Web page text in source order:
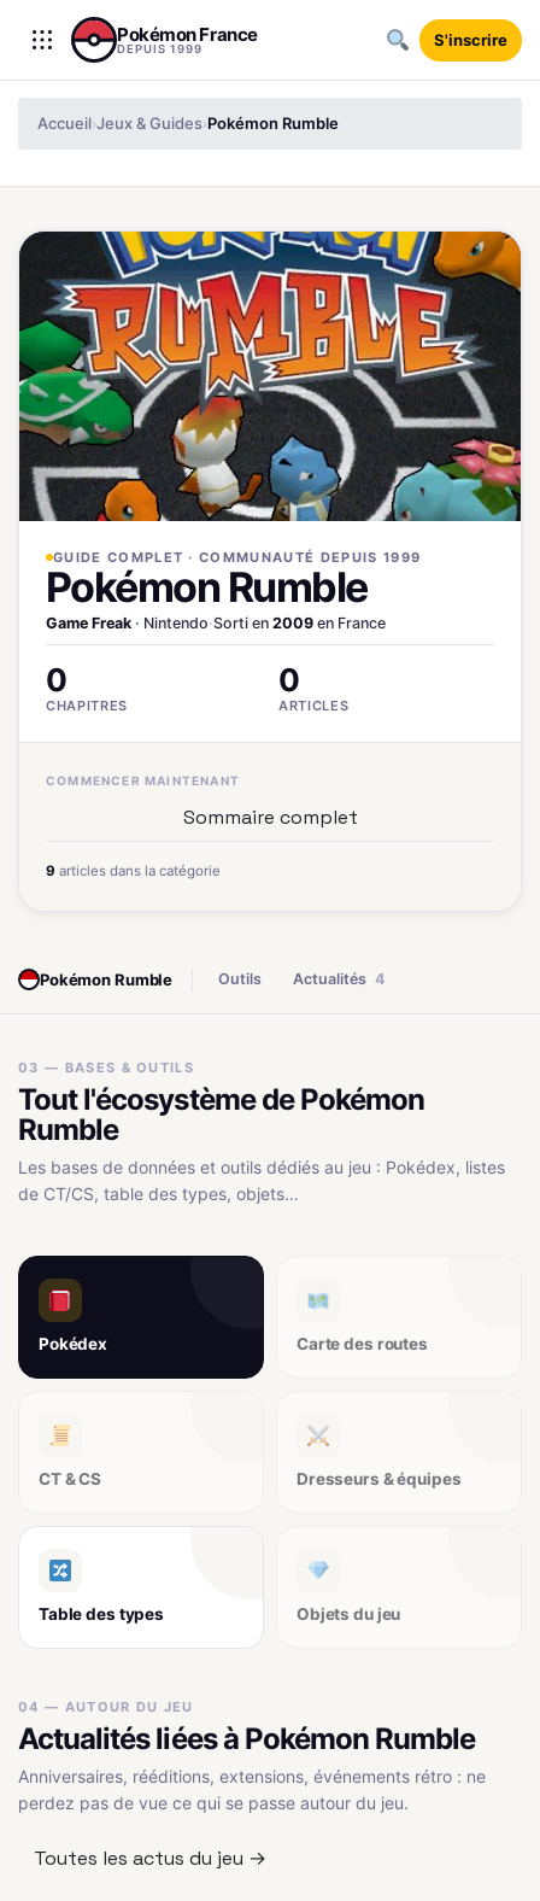
Aller au contenu
Pokémon France
DEPUIS 1999 S'inscrire
Accueil›Jeux & Guides›Pokémon Rumble
GUIDE COMPLET · COMMUNAUTÉ DEPUIS 1999
Pokémon Rumble
Game Freak · Nintendo·Sorti en 2009 en France
0
CHAPITRES
0
ARTICLES
COMMENCER MAINTENANT
Sommaire complet
9 articles dans la catégorie
Pokémon Rumble Outils Actualités 4
03 — BASES & OUTILS
Tout l'écosystème de Pokémon
Rumble
Les bases de données et outils dédiés au jeu : Pokédex, listes
de CT/CS, table des types, objets…
Pokédex Carte des routes
CT & CS Dresseurs & équipes
Table des types Objets du jeu
04 — AUTOUR DU JEU
Actualités liées à Pokémon Rumble
Anniversaires, rééditions, extensions, événements rétro : ne
perdez pas de vue ce qui se passe autour du jeu.
Toutes les actus du jeu →